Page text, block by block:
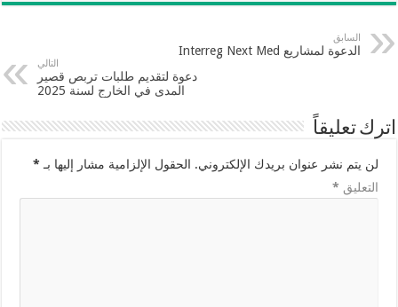
السابق
الدعوة لمشاريع Interreg Next Med
التالي
دعوة لتقديم طلبات تربص قصير
المدى في الخارج لسنة 2025
اترك تعليقاً
لن يتم نشر عنوان بريدك الإلكتروني. الحقول الإلزامية مشار إليها بـ *
التعليق *